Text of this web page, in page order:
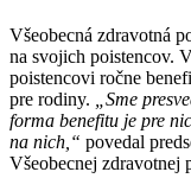
Všeobecná zdravotná
na svojich poistencov.
poistencovi ročne
pre rodiny.
„Sme
forma benefitu je pre
na nich,“ povedal
Všeobecnej zdravotnej